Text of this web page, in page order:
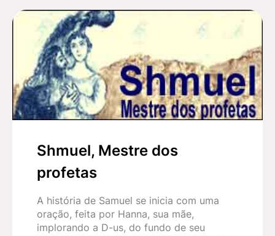
Shmuel, Mestre dos
profetas
A história de Samuel se inicia com uma
oração, feita por Hanna, sua mãe,
implorando a D-us, do fundo de seu